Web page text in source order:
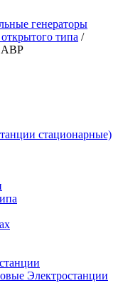
генераторы
типа /
АВР
стационарные)
Электростанции